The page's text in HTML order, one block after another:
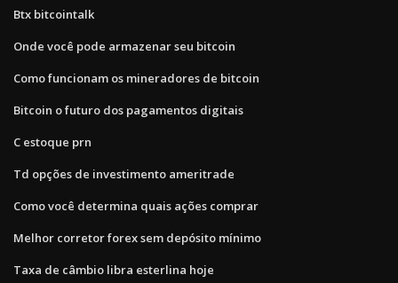
Btx bitcointalk
Onde você pode armazenar seu bitcoin
Como funcionam os mineradores de bitcoin
Bitcoin o futuro dos pagamentos digitais
C estoque prn
Td opções de investimento ameritrade
Como você determina quais ações comprar
Melhor corretor forex sem depósito mínimo
Taxa de câmbio libra esterlina hoje